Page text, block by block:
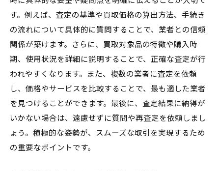
す。例えば、査定の基準や買取価格の算出方法、手続き
の流れについて具体的に質問することで、業者との信頼
関係が築けます。さらに、買取対象品の特徴や購入時
期、使用状況を詳細に説明することで、正確な査定が行
われやすくなります。また、複数の業者に査定を依頼
し、価格やサービスを比較することで、最も適した業者
を見つけることができます。最後に、査定結果に納得が
いかない場合は、遠慮せずに質問や再査定を依頼しまし
ょう。積極的な姿勢が、スムーズな取引を実現するため
の重要なポイントです。